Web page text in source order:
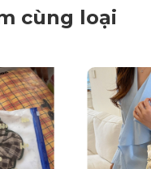
cùng loại